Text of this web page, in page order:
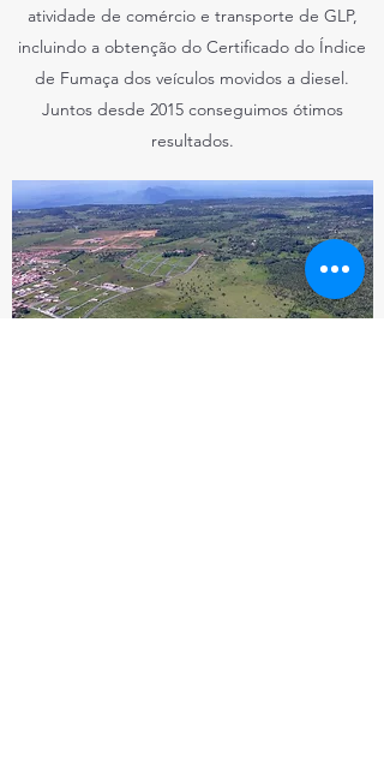
atividade de comércio e transporte de GLP,
incluindo a obtenção do Certificado do Índice
de Fumaça dos veículos movidos a diesel.
Juntos desde 2015 conseguimos ótimos
resultados.